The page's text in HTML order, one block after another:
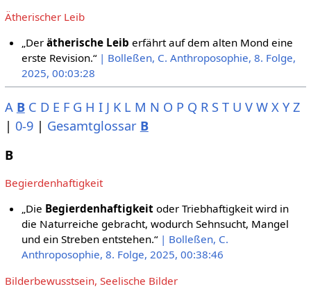
Ätherischer Leib
„Derätherische Leib erfährt auf dem alten Mond eine
erste Revision.“ | Bolleßen, C. Anthroposophie, 8. Folge,
2025, 00:03:28
A B C D E F G H I J K L M N O P Q R S T U V W X Y Z
| 0-9| Gesamtglossar B
B
Begierdenhaftigkeit
„Die Begierdenhaftigkeit oder Triebhaftigkeit wird in
die Naturreiche gebracht, wodurch Sehnsucht, Mangel
und ein Streben entstehen.“ | Bolleßen, C.
Anthroposophie, 8. Folge, 2025, 00:38:46
Bilderbewusstsein, Seelische Bilder